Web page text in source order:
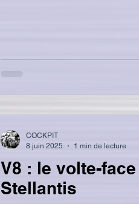
V8 : le volte-
Stellantis
COCKPIT
8 juin 2025
1 min de lecture